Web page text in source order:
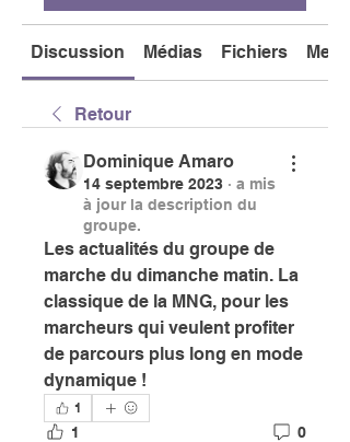
Discussion Médias Fichiers
Retour
Dominique Amaro
14 septembre 2023 · a mis
à jour la description du
groupe.
Les actualités du groupe de
marche du dimanche matin. La
classique de la MNG, pour les
marcheurs qui veulent profiter
de parcours plus long en mode
dynamique !
1
1 0